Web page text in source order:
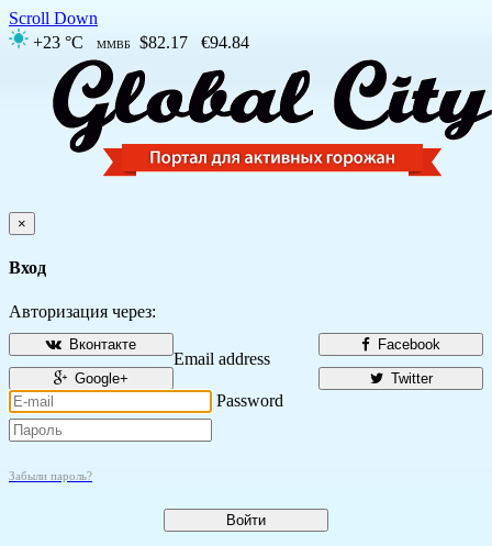
Scroll Down
+23 °C
ММВБ $82.17 €94.84
×
Вход
Авторизация через:
Facebook
Вконтакте
Twitter
Google+
Email address
Password
Забыли пароль?
Войти